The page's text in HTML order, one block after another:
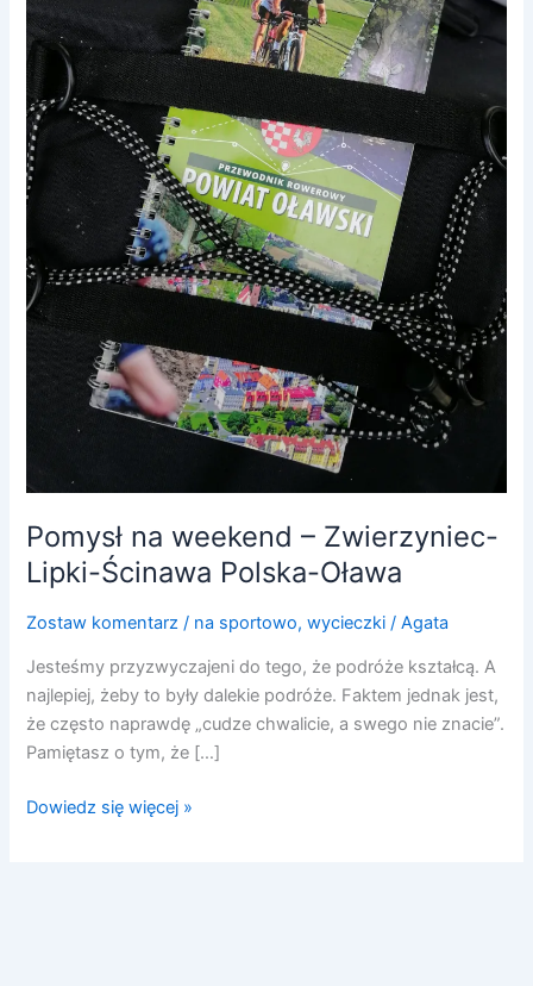
Pomysł na weekend – Zwierzyniec-
Lipki-Ścinawa Polska-Oława
Zostaw komentarz / na sportowo,wycieczki /Agata
Jesteśmy przyzwyczajeni do tego, że podróże kształcą. A
najlepiej, żeby to były dalekie podróże. Faktem jednak jest,
że często naprawdę „cudze chwalicie, a swego nie znacie”.
Pamiętasz o tym, że […]
Lipki-
Ścinawa
Polska-
Oława
Dowiedz się więcej »